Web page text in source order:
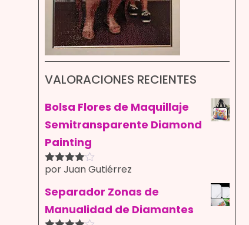
VALORACIONES RECIENTES
Bolsa Flores de Maquillaje
Semitransparente Diamond
Painting
Valorado
5
por Juan Gutiérrez
Separador Zonas de
Manualidad de Diamantes